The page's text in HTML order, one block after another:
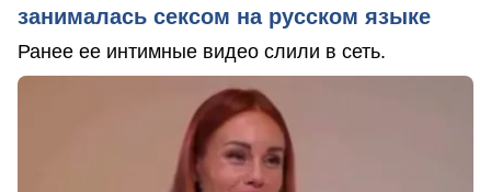
занималась сексом на русском языке
Ранее ее интимные видео слили в сеть.